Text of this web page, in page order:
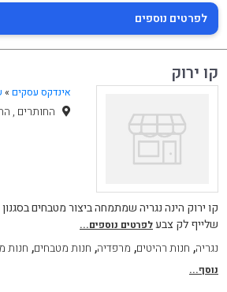
לפרטים נוספים
קו ירוק
אינדקס עסקים »
החותרים ,
קו ירוק הינה נגריה שמתמחה ביצור מטבחים
שלייף לק צבעלפרטים נוספים...
נגריה, חנות רהיטים, מרפדיה, חנות מטבחים, חנות
נוסף...